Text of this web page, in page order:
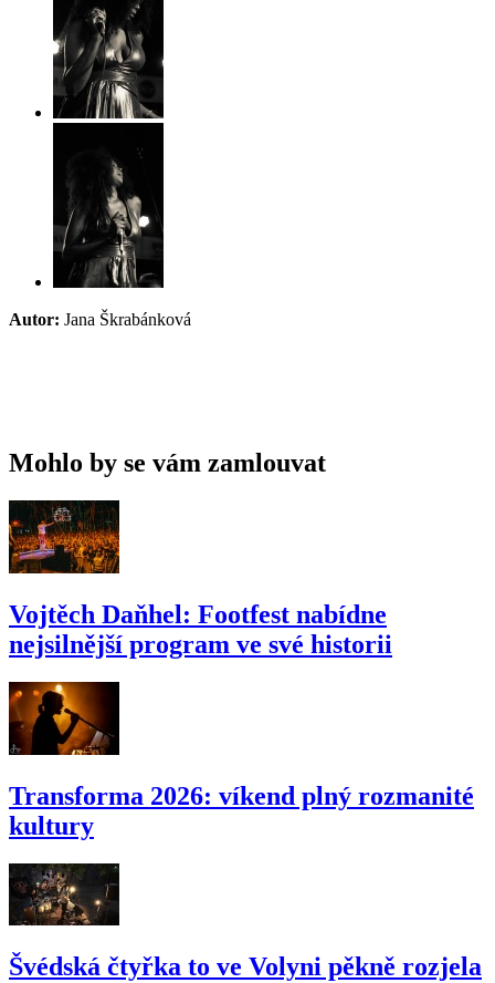
Autor: Jana Škrabánková
Mohlo by se vám zamlouvat
Vojtěch Daňhel: Footfest nabídne
nejsilnější program ve své historii
Transforma 2026: víkend plný rozmanité
kultury
Švédská čtyřka to ve Volyni pěkně rozjela